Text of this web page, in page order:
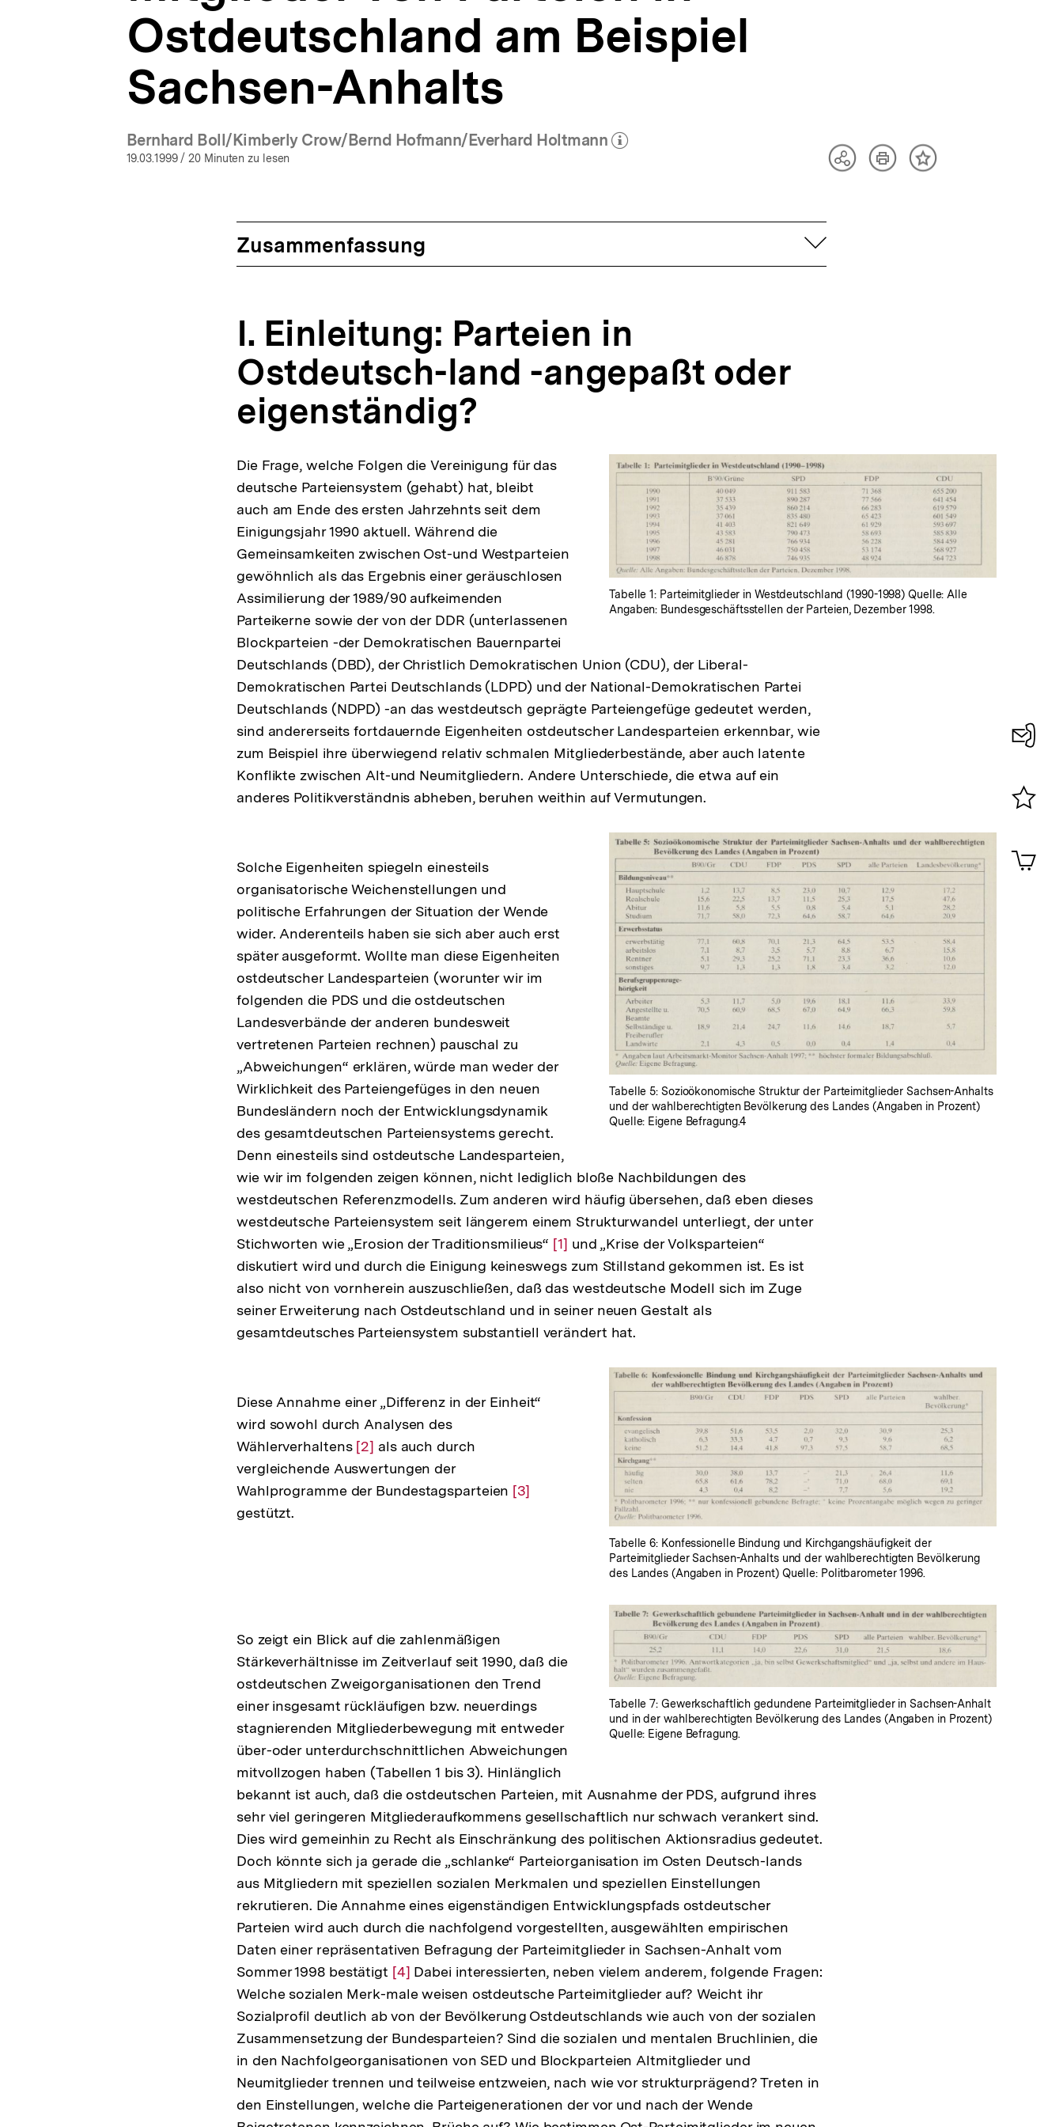
Ostdeutschland am Beispiel
Sachsen-Anhalts
Bernhard Boll/Kimberly Crow/Bernd Hofmann/Everhard Holtmann
(Mehr zum Autor)
19.03.1999/ 20 Minuten zu lesen
TeilenArtikelInhalt
Zusammenfassung aufklappen
I. Einleitung: Parteien in
Ostdeutsch-land -angepaßt oder
eigenständig?
In
Lightbox
öffnen
Tabelle 1: Parteimitglieder in Westdeutschland (1990-1998) Quelle: Alle
Angaben: Bundesgeschäftsstellen der Parteien, Dezember 1998.
Die Frage, welche Folgen die Vereinigung für das
deutsche Parteiensystem (gehabt) hat, bleibt
auch am Ende des ersten Jahrzehnts seit dem
Einigungsjahr 1990 aktuell. Während die
Gemeinsamkeiten zwischen Ost-und Westparteien
gewöhnlich als das Ergebnis einer geräuschlosen
Assimilierung der 1989/90 aufkeimenden
Parteikerne sowie der von der DDR (unterlassenen
Blockparteien -der Demokratischen Bauernpartei
Deutschlands (DBD), der Christlich Demokratischen Union (CDU), der Liberal-
Demokratischen Partei Deutschlands (LDPD) und der National-Demokratischen Partei
Deutschlands (NDPD) -an das westdeutsch geprägte Parteiengefüge gedeutet werden,
sind andererseits fortdauernde Eigenheiten ostdeutscher Landesparteien erkennbar, wie
zum Beispiel ihre überwiegend relativ schmalen Mitgliederbestände, aber auch latente
Konflikte zwischen Alt-und Neumitgliedern. Andere Unterschiede, die etwa auf ein
anderes Politikverständnis abheben, beruhen weithin auf Vermutungen.
In
Lightbox
öffnen
Tabelle 5: Sozioökonomische Struktur der Parteimitglieder Sachsen-Anhalts
und der wahlberechtigten Bevölkerung des Landes (Angaben in Prozent)
Quelle: Eigene Befragung.4
Solche Eigenheiten spiegeln einesteils
organisatorische Weichenstellungen und
politische Erfahrungen der Situation der Wende
wider. Anderenteils haben sie sich aber auch erst
später ausgeformt. Wollte man diese Eigenheiten
ostdeutscher Landesparteien (worunter wir im
folgenden die PDS und die ostdeutschen
Landesverbände der anderen bundesweit
vertretenen Parteien rechnen) pauschal zu
„Abweichungen“ erklären, würde man weder der
Wirklichkeit des Parteiengefüges in den neuen
Bundesländern noch der Entwicklungsdynamik
des gesamtdeutschen Parteiensystems gerecht.
Denn einesteils sind ostdeutsche Landesparteien,
wie wir im folgenden zeigen können, nicht lediglich bloße Nachbildungen des
westdeutschen Referenzmodells. Zum anderen wird häufig übersehen, daß eben dieses
westdeutsche Parteiensystem seit längerem einem Strukturwandel unterliegt, der unter
Stichworten wie „Erosion der Traditionsmilieus“ Zur
Auflösung
der
Fußnote
[1] und „Krise der Volksparteien“
diskutiert wird und durch die Einigung keineswegs zum Stillstand gekommen ist. Es ist
also nicht von vornherein auszuschließen, daß das westdeutsche Modell sich im Zuge
seiner Erweiterung nach Ostdeutschland und in seiner neuen Gestalt als
gesamtdeutsches Parteiensystem substantiell verändert hat.
In
Lightbox
öffnen
Tabelle 6: Konfessionelle Bindung und Kirchgangshäufigkeit der
Parteimitglieder Sachsen-Anhalts und der wahlberechtigten Bevölkerung
des Landes (Angaben in Prozent) Quelle: Politbarometer 1996.
Diese Annahme einer „Differenz in der Einheit“
wird sowohl durch Analysen des
Wählerverhaltens Zur
Auflösung
der
[2] als auch durch
vergleichende Auswertungen der
Wahlprogramme der Bundestagsparteien Zur
[3]
gestützt.
In
Lightbox
öffnen
Tabelle 7: Gewerkschaftlich gedundene Parteimitglieder in Sachsen-Anhalt
und in der wahlberechtigten Bevölkerung des Landes (Angaben in Prozent)
Quelle: Eigene Befragung.
So zeigt ein Blick auf die zahlenmäßigen
Stärkeverhältnisse im Zeitverlauf seit 1990, daß die
ostdeutschen Zweigorganisationen den Trend
einer insgesamt rückläufigen bzw. neuerdings
stagnierenden Mitgliederbewegung mit entweder
über-oder unterdurchschnittlichen Abweichungen
mitvollzogen haben (Tabellen 1 bis 3). Hinlänglich
bekannt ist auch, daß die ostdeutschen Parteien, mit Ausnahme der PDS, aufgrund ihres
sehr viel geringeren Mitgliederaufkommens gesellschaftlich nur schwach verankert sind.
Dies wird gemeinhin zu Recht als Einschränkung des politischen Aktionsradius gedeutet.
Doch könnte sich ja gerade die „schlanke“ Parteiorganisation im Osten Deutsch-lands
aus Mitgliedern mit speziellen sozialen Merkmalen und speziellen Einstellungen
rekrutieren. Die Annahme eines eigenständigen Entwicklungspfads ostdeutscher
Parteien wird auch durch die nachfolgend vorgestellten, ausgewählten empirischen
Daten einer repräsentativen Befragung der Parteimitglieder in Sachsen-Anhalt vom
Sommer 1998 bestätigt Zur
Auflösung
der
Fußnote
[4] Dabei interessierten, neben vielem anderem, folgende Fragen:
Welche sozialen Merk-male weisen ostdeutsche Parteimitglieder auf? Weicht ihr
Sozialprofil deutlich ab von der Bevölkerung Ostdeutschlands wie auch von der sozialen
Zusammensetzung der Bundesparteien? Sind die sozialen und mentalen Bruchlinien, die
in den Nachfolgeorganisationen von SED und Blockparteien Altmitglieder und
Neumitglieder trennen und teilweise entzweien, nach wie vor strukturprägend? Treten in
den Einstellungen, welche die Parteigenerationen der vor und nach der Wende